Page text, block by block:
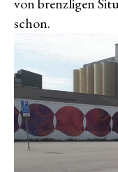
von brenzligen
schon.